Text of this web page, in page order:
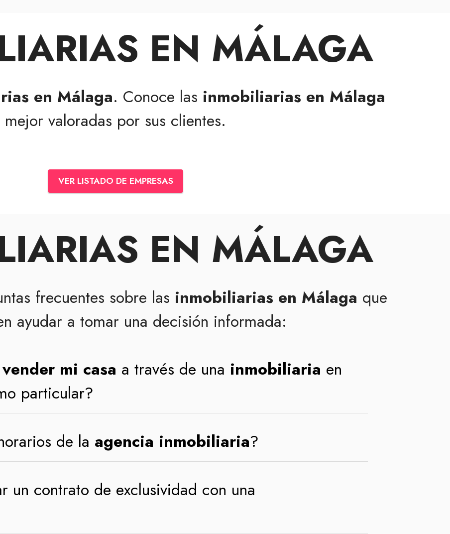
EN MÁLAGA
en Málaga. Conoce las inmobiliarias en Málaga
mejor valoradas por sus clientes.
VER LISTADO DE EMPRESAS
EN MÁLAGA
frecuentes sobre las inmobiliarias en Málaga que
ayudar a tomar una decisión informada:
vender mi casa a través de una inmobiliaria en
particular?
de la agencia inmobiliaria?
un contrato de exclusividad con una